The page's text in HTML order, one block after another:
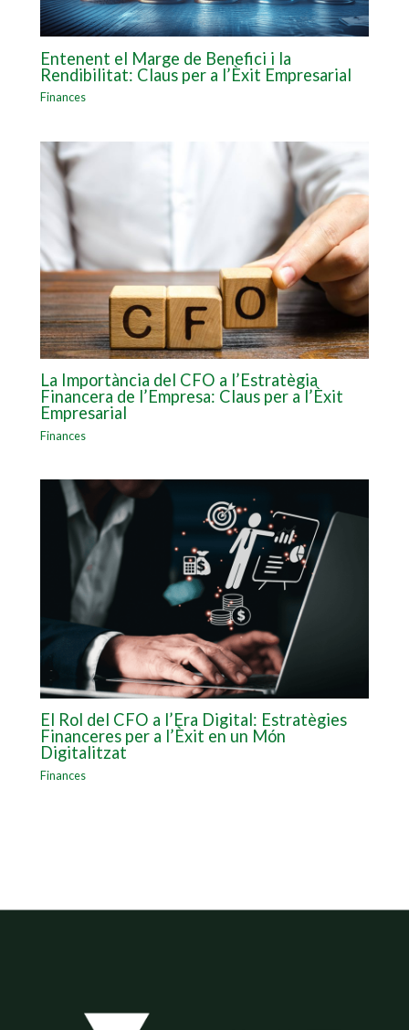
Entenent el Marge de Benefici i la
Rendibilitat: Claus per a l’Èxit Empresarial
Finances
La Importància del CFO a l’Estratègia
Financera de l’Empresa: Claus per a l’Èxit
Empresarial
Finances
El Rol del CFO a l’Era Digital: Estratègies
Financeres per a l’Èxit en un Món
Digitalitzat
Finances